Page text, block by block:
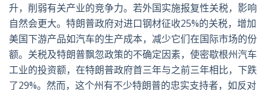
升，削弱有关产业的竞争力。若外国实施报复性关税，影响
自然会更大。特朗普政府对进口钢材征收25%的关税，增加
美国下游产品如汽车的生产成本，减少它们在国际市场的份
额。关税及特朗普飘忽政策的不确定因素，使密歇根州汽车
工业的投资额，在特朗普政府首三年与之前三年相比，下跌
了29%。然而，这个州有不少特朗普的忠实支持者，如反对